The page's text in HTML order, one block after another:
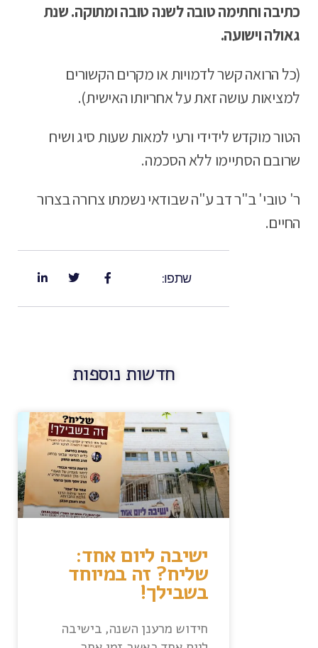
כתיבה וחתימה טובה לשנה טובה ומתוקה. שנת
גאולה וישועה.
(כל הרואה קשר לדמויות או מקרים הקשורים
למציאות עושה זאת על אחריותו האישית).
הטור מוקדש לידידי ורעי למאות שעות סיג ושיח
שרובם הסתיימו ללא הסכמה.
ר' טובי' ב"ר דב ע"ה שבודאי נשמתו צרורה בצרור
החיים.
שתפו:
חדשות נוספות
ישיבה ליום אחד:
שליח? זה במיוחד
בשבילך!
חידוש מרענן השנה, בישיבה